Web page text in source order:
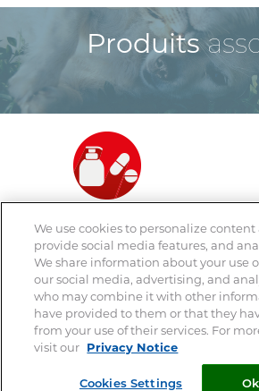
Produits
Nos produits
Nous trouver
We use cookies to personalize content
provide social media features, and
We share information about your use
our social media, advertising, and
who may combine it with other
have provided to them or that they
from your use of their services. For
visit our Privacy Notice
Cookies Settings